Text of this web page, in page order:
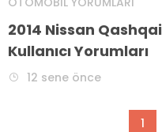
2014 Nissan Qashqai
Kullanıcı Yorumları
12 sene önce
1